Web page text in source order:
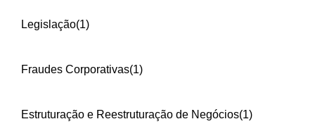
Legislação(1)
Fraudes Corporativas(1)
Estruturação e Reestruturação de Negócios(1)